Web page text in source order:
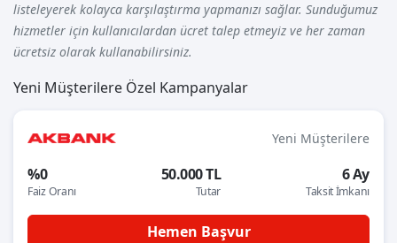
listeleyerek kolayca karşılaştırma yapmanızı sağlar. Sunduğumuz
hizmetler için kullanıcılardan ücret talep etmeyiz ve her zaman
ücretsiz olarak kullanabilirsiniz.
Yeni Müşterilere Özel Kampanyalar
Yeni Müşterilere
%0
Faiz Oranı
50.000 TL
Tutar
6 Ay
Taksit İmkanı
Hemen Başvur